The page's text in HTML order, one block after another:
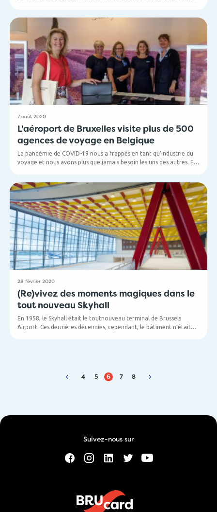
n'avons pas eu assez de câlins de la part des gens que nous aimons
voir. Au travail aussi, 2020 a été une année dont on préfèrerait
oublier rapidement. L'ensemble du secteur du voyage a été
confronté à un défi extrême et beaucoup d'entre nous ont été
temporairement au chômage pendant la plus grande partie de
l'année.
7 août 2020
L'aéroport de Bruxelles visite plus de 500
agences de voyage en Belgique
La pandémie de COVID-19 nous a frappés en tant qu'industrie du
voyage et nous avons plus que jamais besoin les uns des autres. En
quelle meilleure façon de le faire qu'en vous rendant simplement
28 février 2020
(Re)vivez des moments magiques dans le
tout nouveau Skyhall
En 1958, le Skyhall était le toutnouveau terminal de Brussels
Airport. Ces dernières décennies, cependant, le bâtiment n’était
4 5 6 7 8
Suivez-nous sur